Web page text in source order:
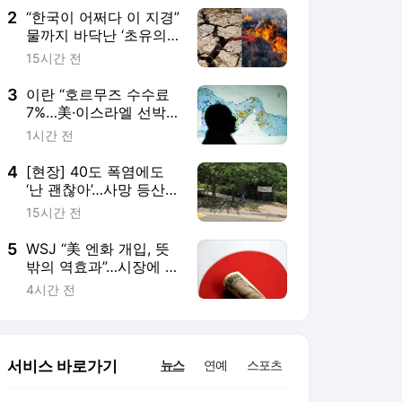
2 “한국이 어쩌다 이 지경”
물까지 바닥난 ‘초유의
사태’…최악의 여름, 이
래?]
15시간 전
3 이란 “호르무즈 수수료
7%…美·이스라엘 선박
통항금지 추진”…다시 요
1시간 전
4 [현장] 40도 폭염에도
‘난 괜찮아’…사망 등산객
속출에도 끊이지 않는
15시간 전
5 WSJ “美 엔화 개입, 뜻
밖의 역효과”…시장에 달
러 더 풀었다
4시간 전
서비스 바로가기 뉴스 연예 스포츠